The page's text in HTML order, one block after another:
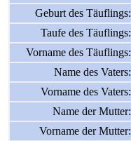
Geburt des Täuflings:
Taufe des Täuflings:
Vorname des Täuflings:
Name des Vaters:
Vorname des Vaters:
Name der Mutter:
Vorname der Mutter: